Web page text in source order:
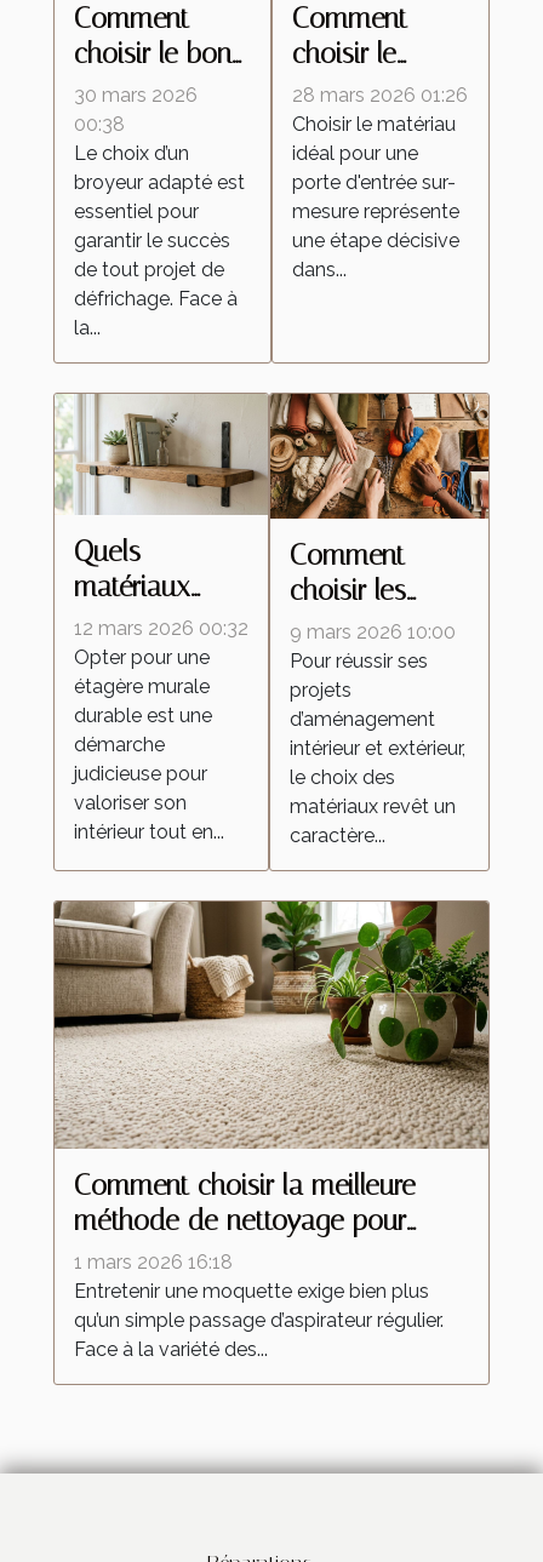
Comment
choisir le bon
broyeur pour
votre projet de
défrichage ?
30 mars 2026
00:38
Le choix d’un
broyeur adapté est
essentiel pour
garantir le succès
de tout projet de
défrichage. Face à
la...
Comment
choisir le
meilleur
matériau pour
votre porte
d'entrée sur-
mesure ?
28 mars 2026 01:26
Choisir le matériau
idéal pour une
porte d'entrée sur-
mesure représente
une étape décisive
dans...
Quels
matériaux
choisir pour
une étagère
murale durable
?
12 mars 2026 00:32
Opter pour une
étagère murale
durable est une
démarche
judicieuse pour
valoriser son
intérieur tout en...
Comment
choisir les
meilleurs
matériaux pour
vos
aménagements
intérieurs et
extérieurs ?
9 mars 2026 10:00
Pour réussir ses
projets
d’aménagement
intérieur et extérieur,
le choix des
matériaux revêt un
caractère...
Comment choisir la meilleure
méthode de nettoyage pour
votre moquette ?
1 mars 2026 16:18
Entretenir une moquette exige bien plus
qu’un simple passage d’aspirateur régulier.
Face à la variété des...